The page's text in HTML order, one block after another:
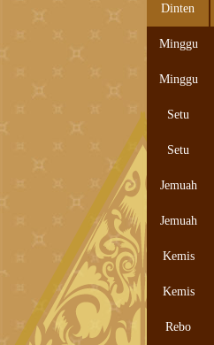
Dinten
Minggu
Minggu
Setu
Setu
Jemuah
Jemuah
Kemis
Kemis
Rebo